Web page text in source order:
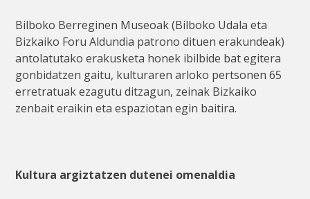
Bilboko Berreginen Museoak (Bilboko Udala eta
Bizkaiko Foru Aldundia patrono dituen erakundeak)
antolatutako erakusketa honek ibilbide bat egitera
gonbidatzen gaitu, kulturaren arloko pertsonen 65
erretratuak ezagutu ditzagun, zeinak Bizkaiko
zenbait eraikin eta espaziotan egin baitira.
Kultura argiztatzen dutenei omenaldia